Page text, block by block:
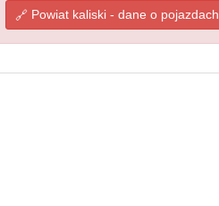
Powiat kaliski - dane o pojazdach